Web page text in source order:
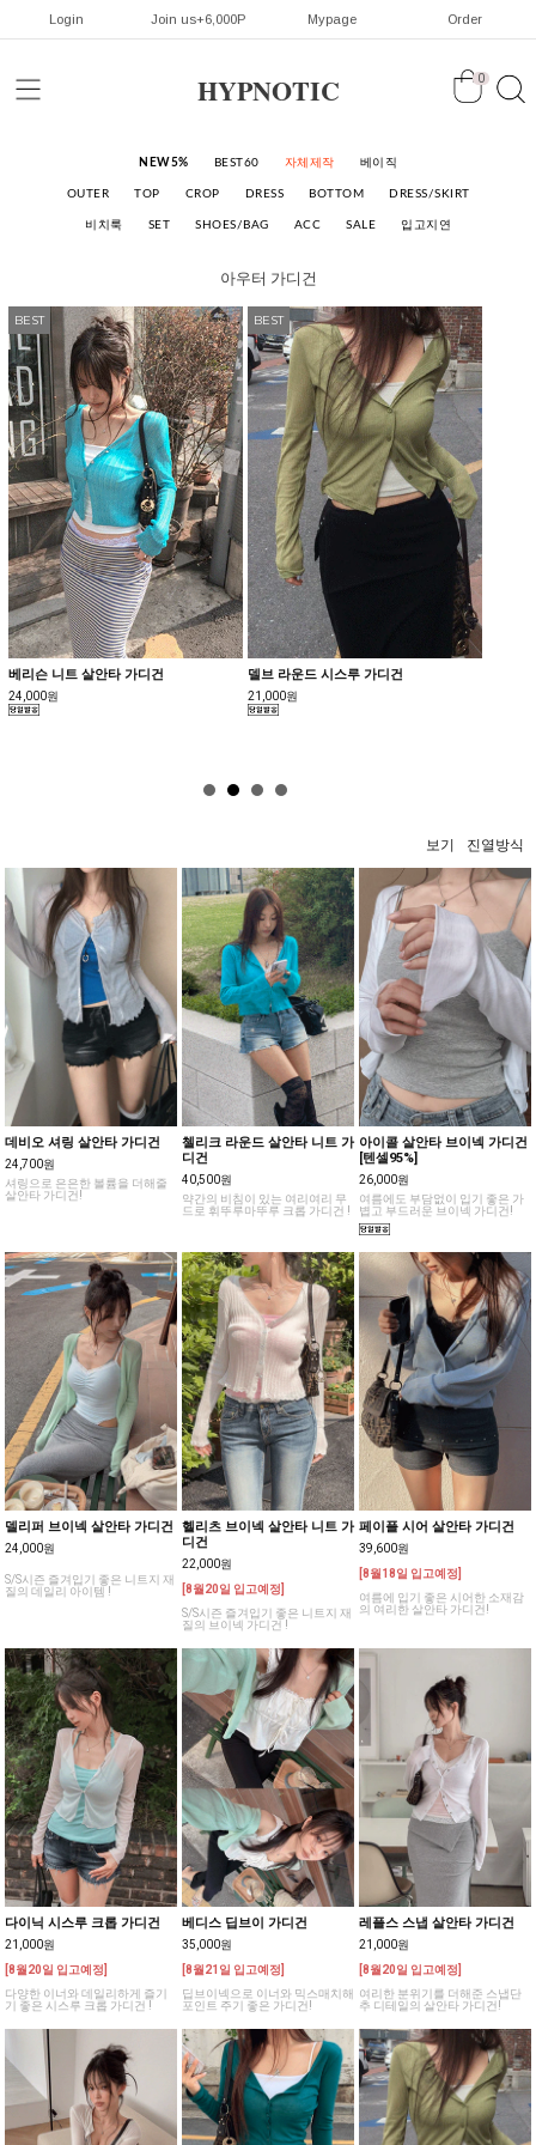
Login Join us+6,000P Mypage Order
HYPNOTIC 0
NEW5% BEST60 자체제작 베이직
OUTER TOP CROP DRESS BOTTOM DRESS/SKIRT
비치룩 SET SHOES/BAG ACC SALE 입고지연
아우터 가디건
BEST
베리슨 니트 살안타 가디건
24,000원
BEST
델브 라운드 시스루 가디건
21,000원
보기 진열방식
데비오 셔링 살안타 가디건
24,700원
셔링으로 은은한 볼륨을 더해줄
살안타 가디건!
첼리크 라운드 살안타 니트 가
디건
40,500원
약간의 비침이 있는 여리여리 무
드로 휘뚜루마뚜루 크롭 가디건 !
아이콜 살안타 브이넥 가디건
[텐셀95%]
26,000원
여름에도 부담없이 입기 좋은 가
볍고 부드러운 브이넥 가디건!
델리퍼 브이넥 살안타 가디건
24,000원
S/S시즌 즐겨입기 좋은 니트지 재
질의 데일리 아이템 !
헬리츠 브이넥 살안타 니트 가
디건
22,000원
[8월20일 입고예정]
S/S시즌 즐겨입기 좋은 니트지 재
질의 브이넥 가디건 !
페이플 시어 살안타 가디건
39,600원
[8월18일 입고예정]
여름에 입기 좋은 시어한 소재감
의 여리한 살안타 가디건!
다이닉 시스루 크롭 가디건
21,000원
[8월20일 입고예정]
다양한 이너와 데일리하게 즐기
기 좋은 시스루 크롭 가디건 !
베디스 딥브이 가디건
35,000원
[8월21일 입고예정]
딥브이넥으로 이너와 믹스매치해
포인트 주기 좋은 가디건!
레플스 스냅 살안타 가디건
21,000원
[8월20일 입고예정]
여리한 분위기를 더해준 스냅단
추 디테일의 살안타 가디건!